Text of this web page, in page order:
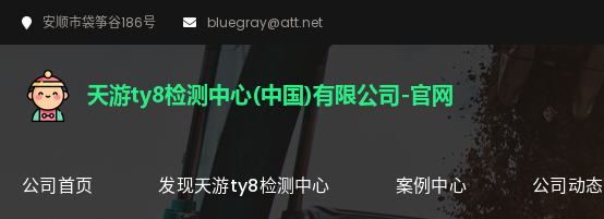
安顺市袋筝谷186号 bluegray@att.net
公司首页 发现天游ty8检测中心 案例中心 公司动态